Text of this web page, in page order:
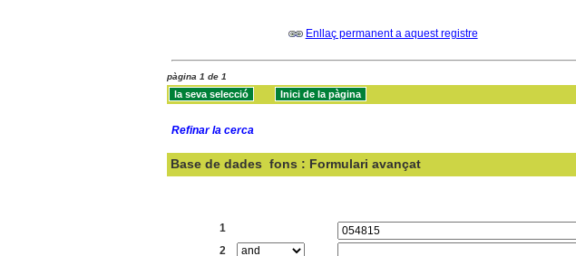
Enllaç permanent a aquest registre
pàgina 1 de 1
Refinar la cerca
Base de dades fons : Formulari avançat
1
2